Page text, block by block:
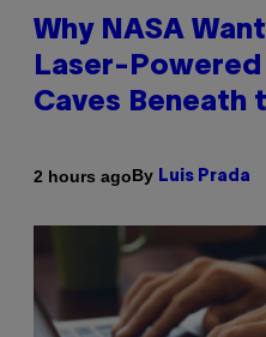
Why NASA
Laser-
Caves Beneath
2 hours agoBy Luis Prada